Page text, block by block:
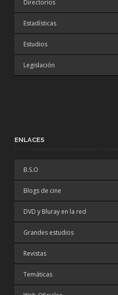
Directorios
Estadísticas
Estudios
Legislación
ENLACES
B.S.O
Blogs de cine
DVD y Bluray en la red
Grandes estudios
Revistas
Temáticas